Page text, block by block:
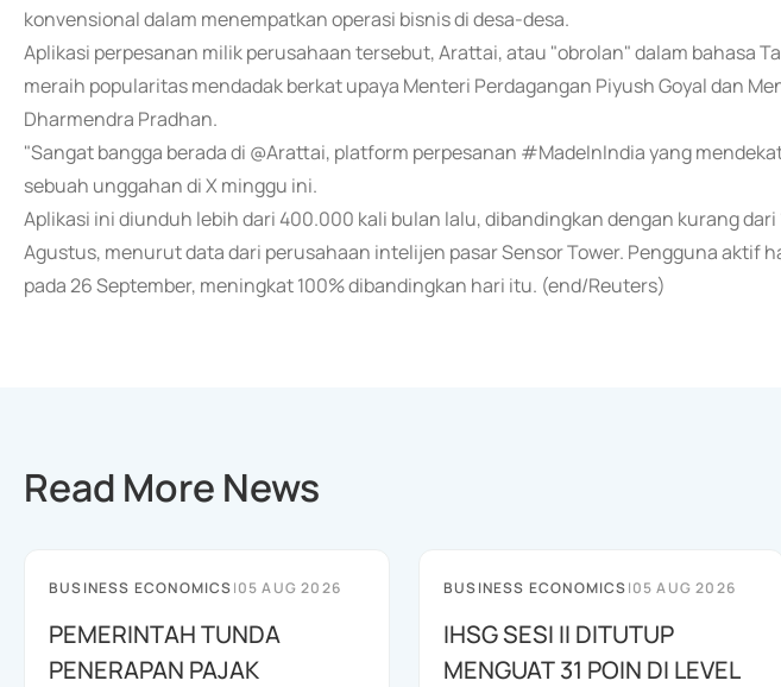
konvensional dalam menempatkan operasi bisnis di desa-desa.
Aplikasi perpesanan milik perusahaan tersebut, Arattai, atau "obrolan" dalam bahasa
meraih popularitas mendadak berkat upaya Menteri Perdagangan Piyush Goyal dan
Dharmendra Pradhan.
"Sangat bangga berada di @Arattai, platform perpesanan #MadeInIndia yang
sebuah unggahan di X minggu ini.
Aplikasi ini diunduh lebih dari 400.000 kali bulan lalu, dibandingkan dengan kurang dari
Agustus, menurut data dari perusahaan intelijen pasar Sensor Tower. Pengguna aktif
pada 26 September, meningkat 100% dibandingkan hari itu. (end/Reuters)
Read More News
BUSINESS ECONOMICS|05 AUG 2026
PEMERINTAH TUNDA
PENERAPAN PAJAK
BUSINESS ECONOMICS|05 AUG 2026
IHSG SESI II DITUTUP
MENGUAT 31 POIN DI LEVEL